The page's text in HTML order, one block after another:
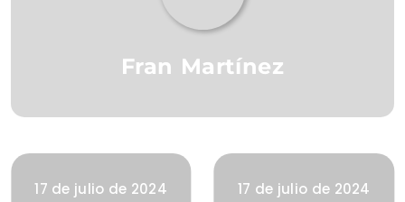
Fran Martínez
17 de julio de 2024 17 de julio de 2024